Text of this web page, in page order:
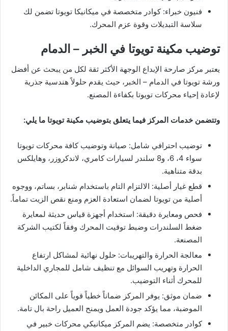
فنيون خبراء: كوادر متخصصة في ميكانيكا تويوتا تضمن لك
سلاسة التبديلات وقوة عزم المحرك.
توضيب مكينة تويوتا في الخبر – الدمام
يعتبر مركز صارحة الإبداع الوجهة الأكثر ثقة لكل من يبحث عن أفضل
ورشة تويوتا في الدمام – الخبر، حيث يقدم حلولاً هندسية جذرية
لإعادة إحياء محركات تويوتا بكفاءة المصنع.
وتتضمن خدمات المركز فيما يتعلق بتوضيب مكينة تويوتا ما يلي:
توضيب احترافي شامل: صيانة وتوضيب كافة محركات تويوتا
سواء 4، 6، و8 سلندر لسيارات كامري، لاندكروزر، وهايلكس
بدقة متناهية.
قطع غيار أصلية: الالتزام التام باستخدام شنابر، بساتم، ووجوه
أصلية من تويوتا لضمان استعادة العزم ومنع نقص الزيت تماماً.
فحص ومعايرة دقيقة: استخدام أجهزة قياس حديثة لمعايرة
ضغط السلندرات وضبط توقيت المحرك وفقاً لكتيب الشركة
المصنعة.
معالجة الحرارة والتهريبات: حلول نهائية لمشاكل ارتفاع
الحرارة وتهريب السوائل مع تنظيف شامل للمجاري الداخلية
للمحرك أثناء التوضيب.
ضمان موثق: يوفر المركز ضماناً خطياً قوياً على المكائن
الموضبة، مما يؤكد جودة العمل ويمنح العميل راحة بال تامة.
كوادر متخصصة: يضم المركز ميكانيكي محركات خبير في